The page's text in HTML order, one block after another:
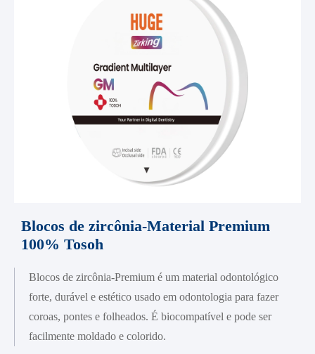
Blocos de zircônia-Material Premium
100% Tosoh
Blocos de zircônia-Premium é um material odontológico
forte, durável e estético usado em odontologia para fazer
coroas, pontes e folheados. É biocompatível e pode ser
facilmente moldado e colorido.